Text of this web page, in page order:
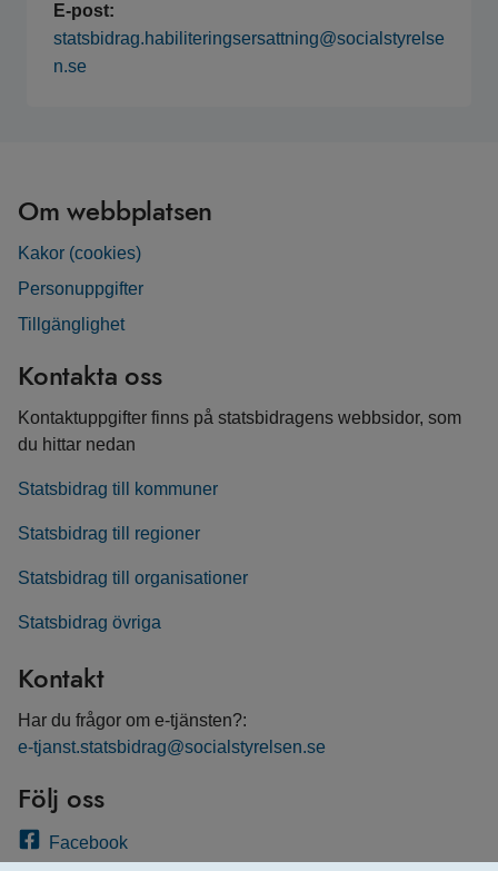
E-post:
statsbidrag.habiliteringsersattning@socialstyrelse
n.se
Om webbplatsen
Kakor (cookies)
Personuppgifter
Tillgänglighet
Kontakta oss
Kontaktuppgifter finns på statsbidragens webbsidor, som
du hittar nedan
Statsbidrag till kommuner
Statsbidrag till regioner
Statsbidrag till organisationer
Statsbidrag övriga
Kontakt
Har du frågor om e-tjänsten?:
e-tjanst.statsbidrag@socialstyrelsen.se
Följ oss
Facebook